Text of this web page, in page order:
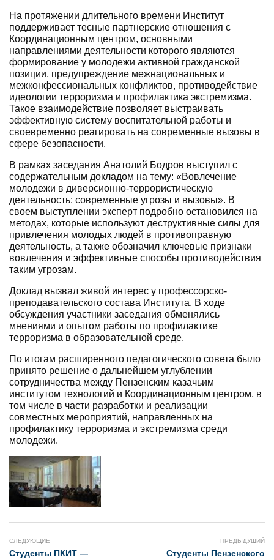
На протяжении длительного времени Институт
поддерживает тесные партнерские отношения с
Координационным центром, основными
направлениями деятельности которого являются
формирование у молодежи активной гражданской
позиции, предупреждение межнациональных и
межконфессиональных конфликтов, противодействие
идеологии терроризма и профилактика экстремизма.
Такое взаимодействие позволяет выстраивать
эффективную систему воспитательной работы и
своевременно реагировать на современные вызовы в
сфере безопасности.
В рамках заседания Анатолий Бодров выступил с
содержательным докладом на тему: «Вовлечение
молодежи в диверсионно-террористическую
деятельность: современные угрозы и вызовы». В
своем выступлении эксперт подробно остановился на
методах, которые используют деструктивные силы для
привлечения молодых людей в противоправную
деятельность, а также обозначил ключевые признаки
вовлечения и эффективные способы противодействия
таким угрозам.
Доклад вызвал живой интерес у профессорско-
преподавательского состава Института. В ходе
обсуждения участники заседания обменялись
мнениями и опытом работы по профилактике
терроризма в образовательной среде.
По итогам расширенного педагогического совета было
принято решение о дальнейшем углублении
сотрудничества между Пензенским казачьим
институтом технологий и Координационным центром, в
том числе в части разработки и реализации
совместных мероприятий, направленных на
профилактику терроризма и экстремизма среди
молодежи.
СЛЕДУЮЩИЕ
Студенты ПКИТ —
ПРЕДЫДУЩИЙ
Студенты Пензенского